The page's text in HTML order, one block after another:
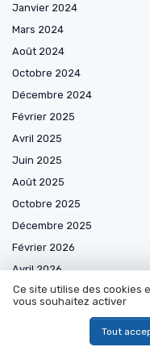
Janvier 2024
Mars 2024
Août 2024
Octobre 2024
Décembre 2024
Février 2025
Avril 2025
Juin 2025
Août 2025
Octobre 2025
Décembre 2025
Février 2026
Avril 2026
Juin 2026
Ce site utilise des cookies
vous souhaitez activer
Tout